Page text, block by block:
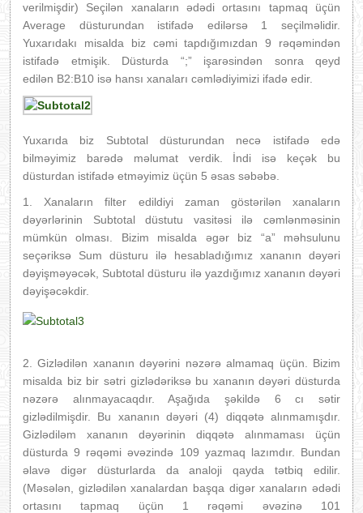
verilmişdir) Seçilən xanaların ədədi ortasını tapmaq üçün
Average düsturundan istifadə edilərsə 1 seçilməlidir.
Yuxarıdakı misalda biz cəmi tapdığımızdan 9 rəqəmindən
istifadə etmişik. Düsturda “;” işarəsindən sonra qeyd
edilən B2:B10 isə hansı xanaları cəmlədiyimizi ifadə edir.
Yuxarıda biz Subtotal düsturundan necə istifadə edə
bilməyimiz barədə məlumat verdik. İndi isə keçək bu
düsturdan istifadə etməyimiz üçün 5 əsas səbəbə.
1. Xanaların filter edildiyi zaman göstərilən xanaların
dəyərlərinin Subtotal düstutu vasitəsi ilə cəmlənməsinin
mümkün olması. Bizim misalda əgər biz “a” məhsulunu
seçəriksə Sum düsturu ilə hesabladığımız xananın dəyəri
dəyişməyəcək, Subtotal düsturu ilə yazdığımız xananın dəyəri
dəyişəcəkdir.
2. Gizlədilən xananın dəyərini nəzərə almamaq üçün. Bizim
misalda biz bir sətri gizlədəriksə bu xananın dəyəri düsturda
nəzərə alınmayacaqdır. Aşağıda şəkildə 6 cı sətir
gizlədilmişdir. Bu xananın dəyəri (4) diqqətə alınmamışdır.
Gizlədiləm xananın dəyərinin diqqətə alınmaması üçün
düsturda 9 rəqəmi əvəzində 109 yazmaq lazımdır. Bundan
əlavə digər düsturlarda da analoji qayda tətbiq edilir.
(Məsələn, gizlədilən xanalardan başqa digər xanaların ədədi
ortasını tapmaq üçün 1 rəqəmi əvəzinə 101